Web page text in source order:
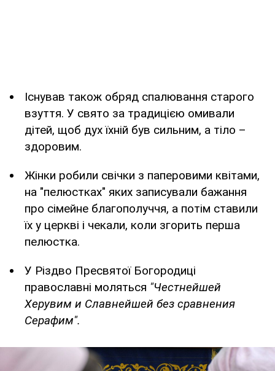
Існував також обряд спалювання старого
взуття. У свято за традицією омивали
дітей, щоб дух їхній був сильним, а тіло –
здоровим.
Жінки робили свічки з паперовими квітами,
на "пелюстках" яких записували бажання
про сімейне благополуччя, а потім ставили
їх у церкві і чекали, коли згорить перша
пелюстка.
У Різдво Пресвятої Богородиці
православні моляться "Честнейшей
Херувим и Славнейшей без сравнения
Серафим".